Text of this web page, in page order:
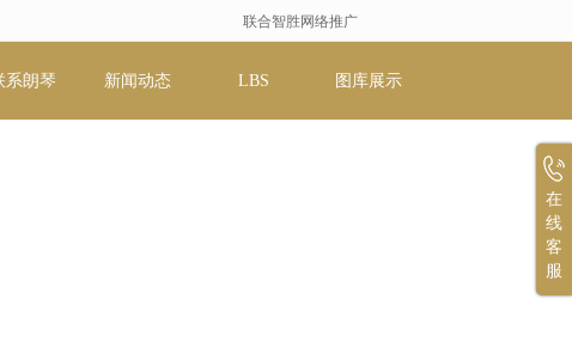
联合智胜网络推广
系朗琴 新闻动态 LBS 图库展示
在
线
客
服